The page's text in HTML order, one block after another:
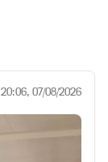
20:06, 07/08/2026